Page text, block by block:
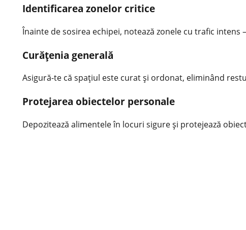
Identificarea zonelor critice
Înainte de sosirea echipei, notează zonele cu trafic
Curățenia generală
Asigură-te că spațiul este curat și ordonat, eliminând
Protejarea obiectelor personale
Depozitează alimentele în locuri sigure și protejează